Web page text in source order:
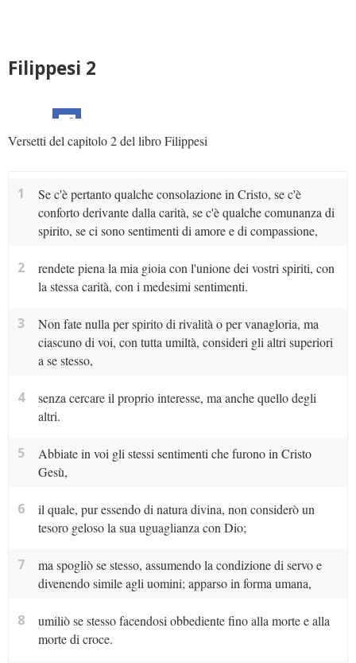
Filippesi 2
Versetti del capitolo 2 del libro Filippesi
1
Se c'è pertanto qualche consolazione in Cristo, se c'è
conforto derivante dalla carità, se c'è qualche comunanza di
spirito, se ci sono sentimenti di amore e di compassione,
2
rendete piena la mia gioia con l'unione dei vostri spiriti, con
la stessa carità, con i medesimi sentimenti.
3
Non fate nulla per spirito di rivalità o per vanagloria, ma
ciascuno di voi, con tutta umiltà, consideri gli altri superiori
a se stesso,
4
senza cercare il proprio interesse, ma anche quello degli
altri.
5
Abbiate in voi gli stessi sentimenti che furono in Cristo
Gesù,
6
il quale, pur essendo di natura divina, non considerò un
tesoro geloso la sua uguaglianza con Dio;
7
ma spogliò se stesso, assumendo la condizione di servo e
divenendo simile agli uomini; apparso in forma umana,
8
umiliò se stesso facendosi obbediente fino alla morte e alla
morte di croce.